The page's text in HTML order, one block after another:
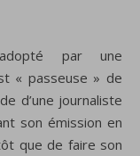
par une
« passeuse » de
d’une journaliste
son émission en
que de faire son